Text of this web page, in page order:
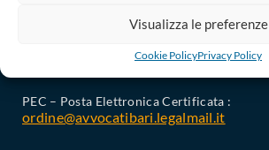
Visualizza le preferenze
Cookie PolicyPrivacy Policy
Telefono : 080 574 91 54 / 080 527 73 24
Codice Fiscale: 80019470725
PEC – Posta Elettronica Certificata :
ordine@avvocatibari.legalmail.it